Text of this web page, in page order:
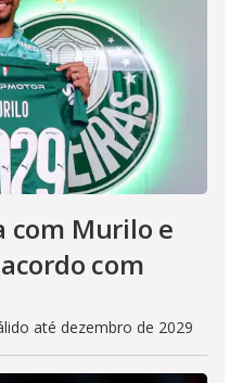
com Murilo e
com
até dezembro de 2029